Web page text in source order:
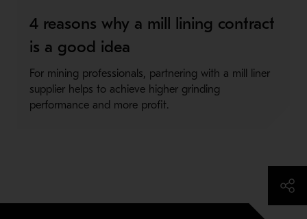
Metso Plus
4 reasons why a mill lining contract
is a good idea
For mining professionals, partnering with a mill liner
supplier helps to achieve higher grinding
performance and more profit.